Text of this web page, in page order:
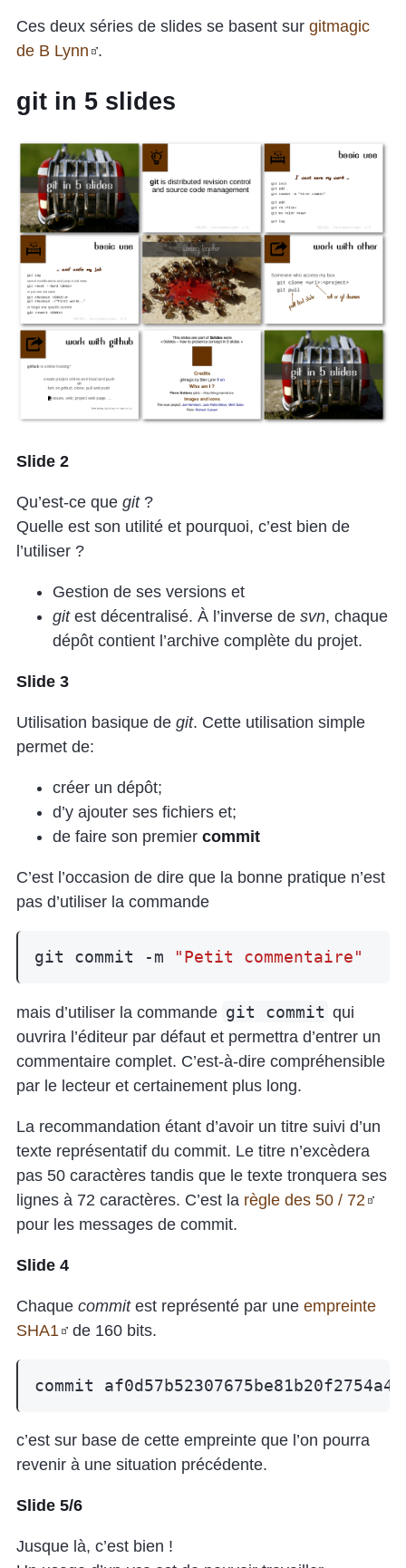
Ces deux séries de slides se basent sur gitmagic
de B Lynn .
git in 5 slides
Slide 2
Qu’est-ce que git?
Quelle est son utilité et pourquoi, c’est bien de
l’utiliser ?
Gestion de ses versions et
gitest décentralisé. À l’inverse de svn, chaque
dépôt contient l’archive complète du projet.
Slide 3
Utilisation basique de git. Cette utilisation simple
permet de:
créer un dépôt;
d’y ajouter ses fichiers et;
de faire son premier commit
C’est l’occasion de dire que la bonne pratique n’est
pas d’utiliser la commande
git commit -m "Petit commentaire"
mais d’utiliser la commande git commit qui
ouvrira l’éditeur par défaut et permettra d’entrer un
commentaire complet. C’est-à-dire compréhensible
par le lecteur et certainement plus long.
La recommandation étant d’avoir un titre suivi d’un
texte représentatif du commit. Le titre n’excèdera
pas 50 caractères tandis que le texte tronquera ses
lignes à 72 caractères. C’est la règle des 50 / 72
pour les messages de commit.
Slide 4
Chaque commitest représenté par une empreinte
SHA1
de 160 bits.
c’est sur base de cette empreinte que l’on pourra
revenir à une situation précédente.
Slide 5/6
Jusque là, c’est bien !